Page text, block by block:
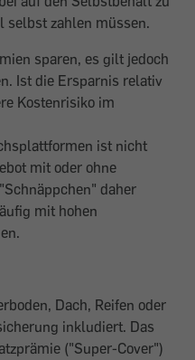
selbst zahlen müssen.
sparen, es gilt jedoch
Ist die Ersparnis relativ
Kostenrisiko im
ist nicht
mit oder ohne
daher
mit hohen
Dach, Reifen oder
inkludiert. Das
("Super-Cover")